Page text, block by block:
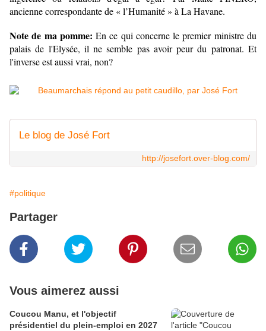
ancienne correspondante de « l’Humanité » à La Havane.
Note de ma pomme: En ce qui concerne le premier ministre du
palais de l'Elysée, il ne semble pas avoir peur du patronat. Et
l'inverse est aussi vrai, non?
Le blog de José Fort
http://josefort.over-blog.com/
#politique
Partager
Vous aimerez aussi
Coucou Manu, et l'objectif
présidentiel du plein-emploi en 2027